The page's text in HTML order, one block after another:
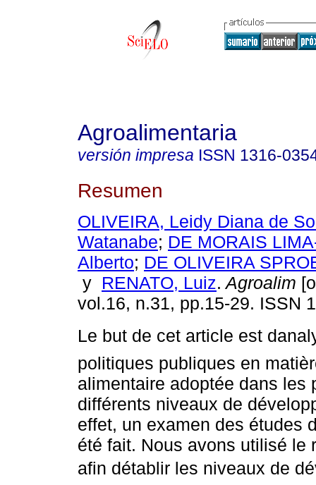
Agroalimentaria
versión impresa ISSN 1316-
Resumen
OLIVEIRA, Leidy Diana de
Watanabe; DE MORAIS
Alberto; DE OLIVEIRA
y RENATO, Luiz. Agroalim
vol.16, n.31, pp.15-29. ISSN
Le but de cet article est
politiques publiques en
alimentaire adoptée dans les
différents niveaux de
effet, un examen des études
été fait. Nous avons utilisé le
afin détablir les niveaux de